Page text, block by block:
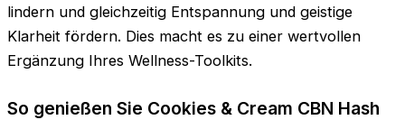
lindern und gleichzeitig Entspannung und geistige
Klarheit fördern. Dies macht es zu einer wertvollen
Ergänzung Ihres Wellness-Toolkits.
So genießen Sie Cookies & Cream CBN Hash